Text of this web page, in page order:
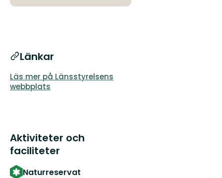
Länkar
Läs mer på Länsstyrelsens
webbplats
Aktiviteter och
faciliteter
Naturreservat